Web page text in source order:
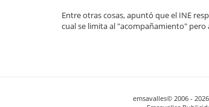
Entre otras cosas, apuntó que el INE
cual se limita al "acompañamiento"
emsavalles© 2006 -